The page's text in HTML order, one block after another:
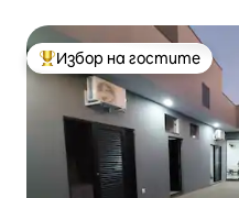
Най-популярен избор на
Избор на гостите